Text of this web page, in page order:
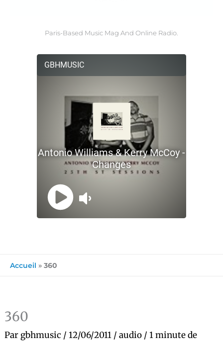
Paris-Based Music Mag And Online Radio.
Accueil » 360
360
Par gbhmusic /12/06/2011 /audio /1 minute de